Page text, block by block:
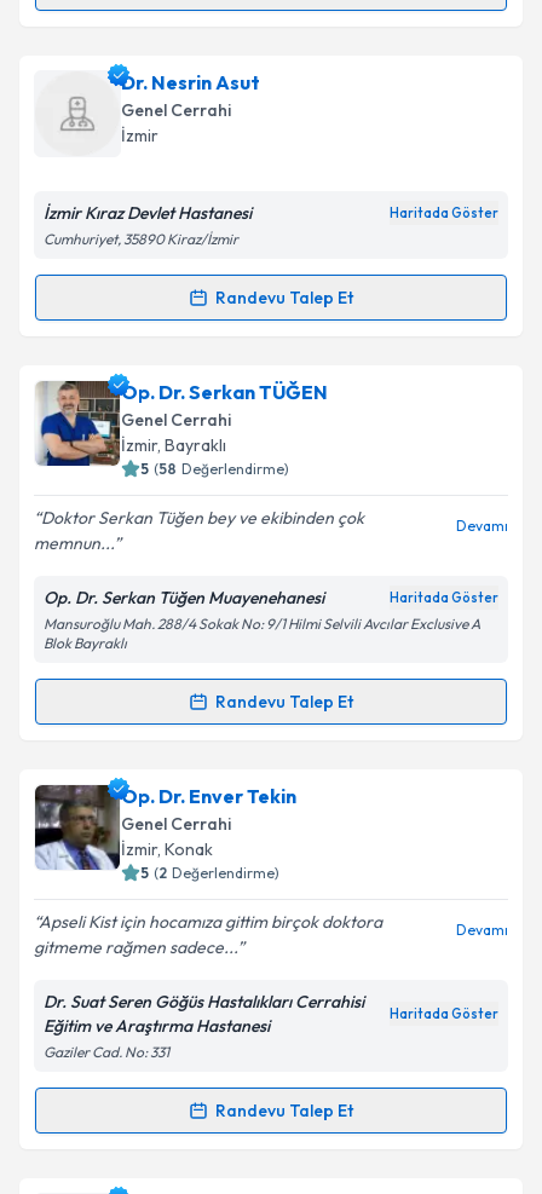
için bir takvim hazırlandığında e-posta ile
bilgilendireceğiz.
Kişisel verilerimin işlenmesine ilişkinAydınlatma
'ni okudum ve kişisel verilerimin belirtilen
kapsamda işlenmesini kabul ediyorum.
Takvim Talebini Gönder
Dr. Nesrin Asut
Genel Cerrahi
İzmir
İzmir Kıraz Devlet Hastanesi Haritada Göster
Cumhuriyet, 35890 Kiraz/İzmir
Randevu Talep Et
Randevu Takvimi Talebi
Dr. Nesrin Asutiçin randevu takvimi talebi oluşturun.
Size bu uzmandan randevu almanız için bir takvim
hazırlandığında e-posta ile bilgilendireceğiz.
Kişisel verilerimin işlenmesine ilişkin
Aydınlatma
Metni'ni okudum ve kişisel verilerimin belirtilen
kapsamda işlenmesini kabul ediyorum.
Takvim Talebini Gönder
Op. Dr. Serkan TÜĞEN
Genel Cerrahi
İzmir, Bayraklı
5 (58 Değerlendirme)
Doktor Serkan Tüğen bey ve ekibinden çok
memnun...
Devamı
Op. Dr. Serkan Tüğen Muayenehanesi Haritada Göster
Mansuroğlu Mah. 288/4 Sokak No: 9/1 Hilmi Selvili Avcılar Exclusive A
Blok Bayraklı
Randevu Talep Et
Randevu Takvimi Talebi
Op. Dr. Serkan TÜĞENiçin randevu takvimi talebi
oluşturun. Size bu uzmandan randevu almanız için bir
takvim hazırlandığında e-posta ile bilgilendireceğiz.
Kişisel verilerimin işlenmesine ilişkin
Aydınlatma
Metni'ni okudum ve kişisel verilerimin belirtilen
kapsamda işlenmesini kabul ediyorum.
Takvim Talebini Gönder
Op. Dr. Enver Tekin
Genel Cerrahi
İzmir, Konak
5 (2 Değerlendirme)
Apseli Kist için hocamıza gittim birçok doktora
gitmeme rağmen sadece...
Devamı
Dr. Suat Seren Göğüs Hastalıkları Cerrahisi
Eğitim ve Araştırma Hastanesi
Haritada Göster
Gaziler Cad. No: 331
Randevu Talep Et
Randevu Takvimi Talebi